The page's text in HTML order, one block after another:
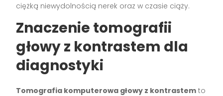
ciężką niewydolnością nerek oraz w czasie ciąży.
Znaczenie tomografii
głowy z kontrastem dla
diagnostyki
Tomografia komputerowa głowy z kontrastem to